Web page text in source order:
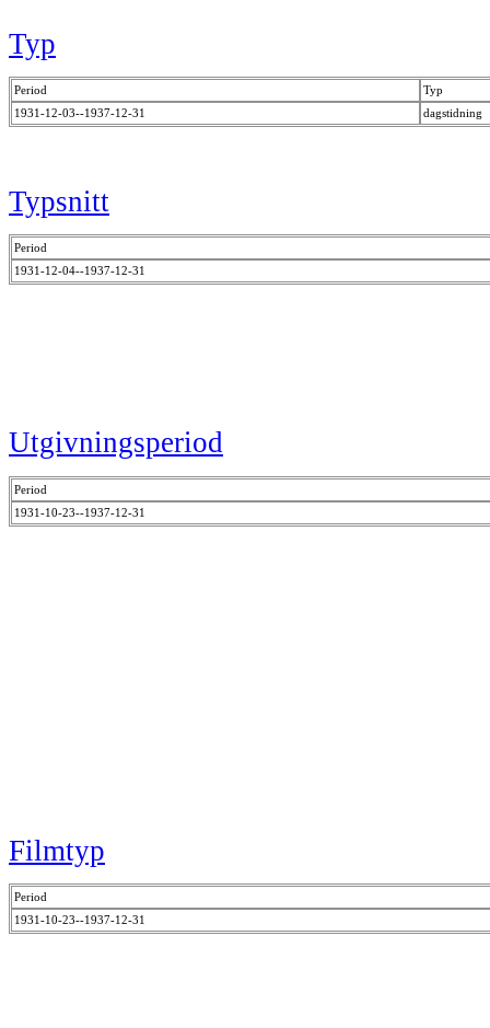
Typ
Period
Typ
1931-12-03--1937-12-31
dagstidning
Typsnitt
Period
1931-12-04--1937-12-31
Utgivningsperiod
Period
1931-10-23--1937-12-31
Filmtyp
Period
1931-10-23--1937-12-31